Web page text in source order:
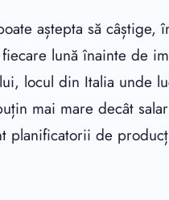
aștepta să câștige,
lună înainte de
locul din Italia unde
mai mare decât
planificatorii de